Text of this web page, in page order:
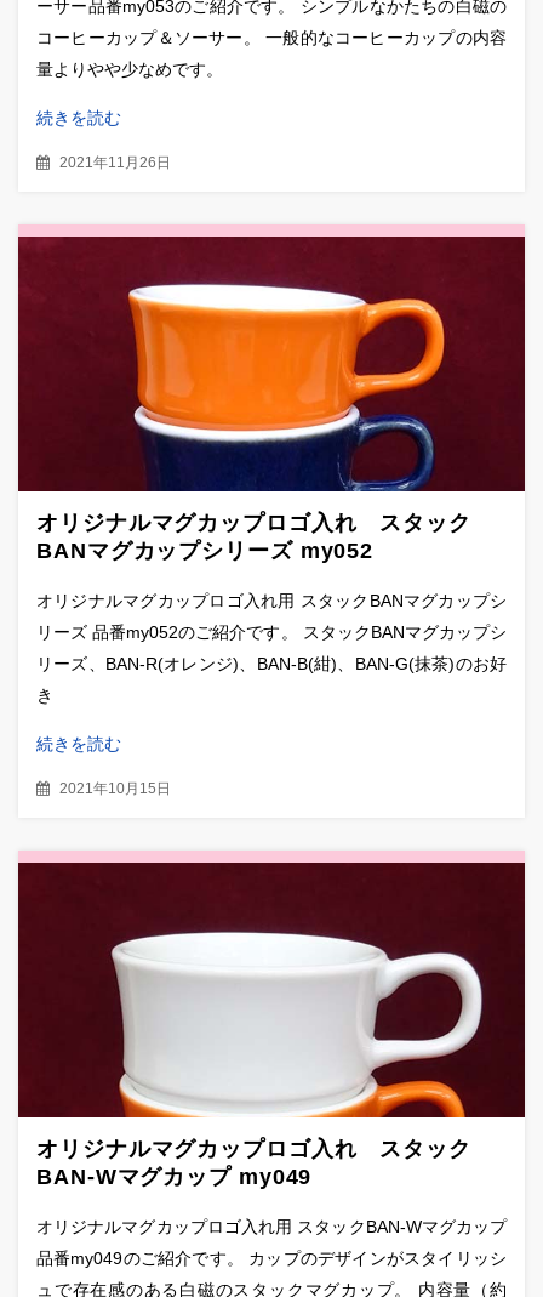
ーサー品番my053のご紹介です。 シンプルなかたちの白磁の
コーヒーカップ＆ソーサー。 一般的なコーヒーカップの内容
量よりやや少なめです。
続きを読む
2021年11月26日
オリジナルマグカップロゴ入れ スタック
BANマグカップシリーズ my052
オリジナルマグカップロゴ入れ用 スタックBANマグカップシ
リーズ 品番my052のご紹介です。 スタックBANマグカップシ
リーズ、BAN-R(オレンジ)、BAN-B(紺)、BAN-G(抹茶)のお好
き
続きを読む
2021年10月15日
オリジナルマグカップロゴ入れ スタック
BAN-Wマグカップ my049
オリジナルマグカップロゴ入れ用 スタックBAN-Wマグカップ
品番my049のご紹介です。 カップのデザインがスタイリッシ
ュで存在感のある白磁のスタックマグカップ。 内容量（約